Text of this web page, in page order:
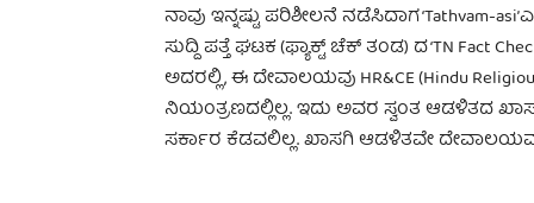
ನಾವು ಇನ್ನಷ್ಟು ಪರಿಶೀಲನೆ ನಡೆಸಿದಾಗ ‘Tathvam-
ಸುದ್ದಿ ಪತ್ತೆ ಘಟಕ (ಫ್ಯಾಕ್ಟ್ ಚೆಕ್‌ ತಂಡ) ದ ‘TN Fact
ಅದರಲ್ಲಿ, ಈ ದೇವಾಲಯವು HR&CE (Hindu
ನಿಯಂತ್ರಣದಲ್ಲಿಲ್ಲ. ಇದು ಅವರ ಸ್ವಂತ ಆಡಳಿತದ
ಸರ್ಕಾರ ಕೆಡವಲಿಲ್ಲ. ಖಾಸಗಿ ಆಡಳಿತವೇ